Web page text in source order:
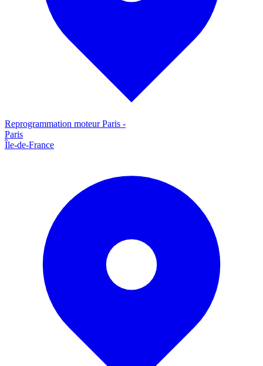
Reprogrammation moteurParis -
Paris
Île-de-France